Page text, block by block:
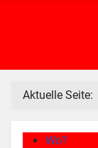
Aktuelle Seite:
Wo?